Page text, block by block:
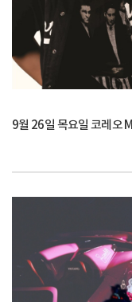
9월 26일 목요일 코레오